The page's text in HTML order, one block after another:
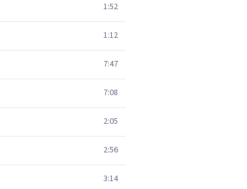
1:52
1:12
7:47
7:08
2:05
2:56
3:14